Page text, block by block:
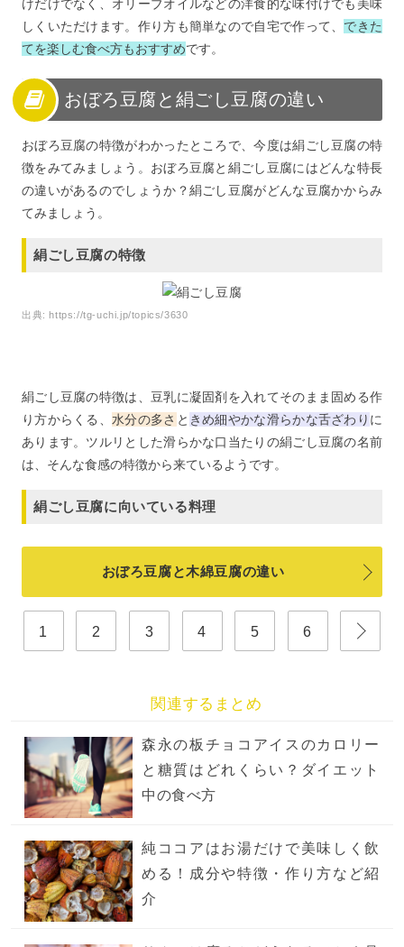
けだけでなく、オリーブオイルなどの洋食的な味付けでも美味
しくいただけます。作り方も簡単なので自宅で作って、 できた
てを楽しむ食べ方もおすすめです。
おぼろ豆腐と絹ごし豆腐の違い
おぼろ豆腐の特徴がわかったところで、今度は絹ごし豆腐の特
徴をみてみましょう。おぼろ豆腐と絹ごし豆腐にはどんな特長
の違いがあるのでしょうか？絹ごし豆腐がどんな豆腐かからみ
てみましょう。
絹ごし豆腐の特徴
出典:https://tg-uchi.jp/topics/3630
絹ごし豆腐の特徴は、豆乳に凝固剤を入れてそのまま固める作
り方からくる、水分の多さ と きめ細やかな滑らかな舌ざわり に
あります。ツルリとした滑らかな口当たりの絹ごし豆腐の名前
は、そんな食感の特徴から来ているようです。
絹ごし豆腐に向いている料理
おぼろ豆腐と木綿豆腐の違い
1 2 3 4 5 6
関連するまとめ
森永の板チョコアイスのカロリー
と糖質はどれくらい？ダイエット
中の食べ方
純ココアはお湯だけで美味しく飲
める！成分や特徴・作り方など紹
介